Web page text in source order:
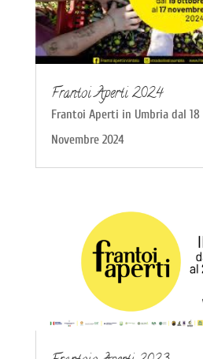
Frantoi Aperti 2024
Frantoi Aperti in Umbria dal
Novembre 2024